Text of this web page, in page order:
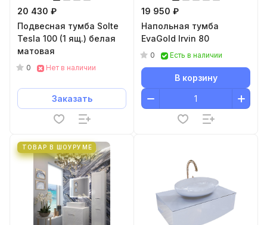
20 430 ₽
Подвесная тумба Solte
Tesla 100 (1 ящ.) белая
матовая
0 Нет в наличии
Заказать
19 950 ₽
Напольная тумба
EvaGold Irvin 80
0 Есть в наличии
В корзину
ТОВАР В ШОУРУМЕ